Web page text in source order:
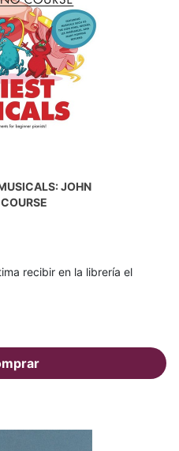
JOHN
recibir en la librería el